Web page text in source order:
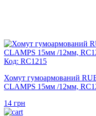
Код: RC1215
Хомут гумоармований
CLAMPS 15мм /12мм,
14 грн